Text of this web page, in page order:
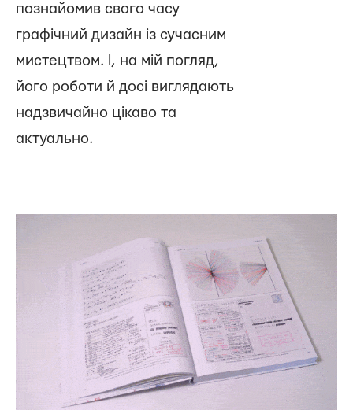
познайомив свого часу
графічний дизайн із сучасним
мистецтвом. І, на мій погляд,
його роботи й досі виглядають
надзвичайно цікаво та
актуально.